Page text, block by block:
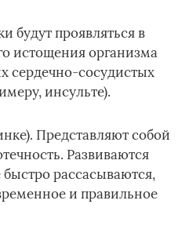
будут проявляться в
истощения организма
сердечно-сосудистых
инсульте).
Представляют собой
Развиваются
рассасываются,
и правильное